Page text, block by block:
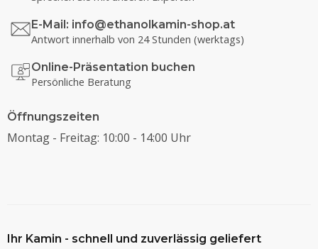
E-Mail: info@ethanolkamin-shop.at
Antwort innerhalb von 24 Stunden (werktags)
Online-Präsentation buchen
Persönliche Beratung
Öffnungszeiten
Montag - Freitag: 10:00 - 14:00 Uhr
Ihr Kamin - schnell und zuverlässig geliefert